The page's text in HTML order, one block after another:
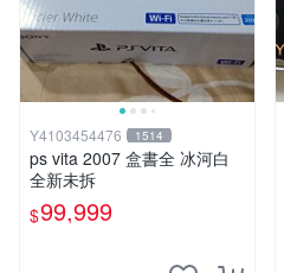
Y4103454476 1514
ps vita 2007 盒書全 冰河白
全新未拆
$99,999